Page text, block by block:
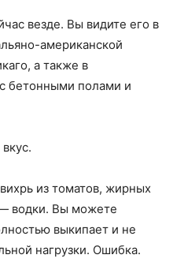
везде. Вы видите его в
американской
а также в
бетонными полами и
из томатов, жирных
водки. Вы можете
выкипает и не
нагрузки. Ошибка.